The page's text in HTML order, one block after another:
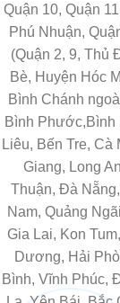
Quận 10, Quận
Phú Nhuận,
(Quận 2, 9, Thủ
Bè, Huyện Hóc
Bình Chánh
Bình Phước,Bình
Liêu, Bến Tre,
Giang, Long
Thuận, Đà
Nam, Quảng
Gia Lai, Kon
Dương, Hải
Bình, Vĩnh Phúc,